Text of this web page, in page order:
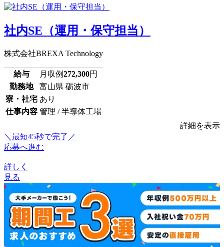
社内SE（運用・保守担当）
株式会社BREXA Technology
給与 月収例272,300円
勤務地
富山県 砺波市
寮・社宅 あり
仕事内容 管理 / 半導体工場
詳細を表示
＼最短45秒で完了／
応募へ進む
詳しく
見る